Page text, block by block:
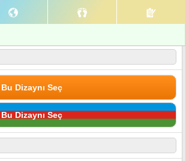
Bu Dizaynı Seç
Bu Dizaynı Seç